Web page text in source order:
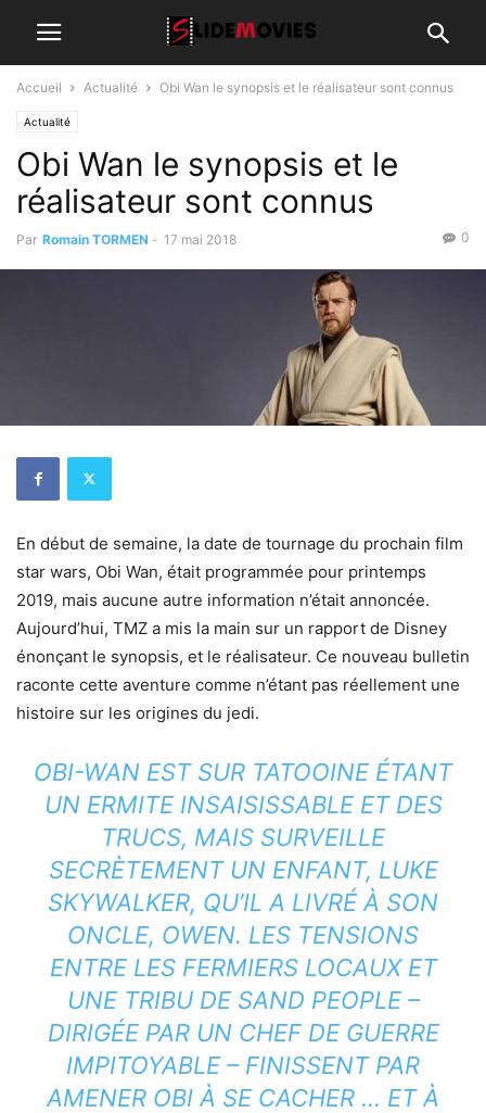
Accueil Actualité Obi Wan le synopsis et le réalisateur sont connus
Actualité
Obi Wan le synopsis et le
réalisateur sont connus
Par Romain TORMEN - 17 mai 2018 0
En début de semaine, la date de tournage du prochain film
star wars, Obi Wan, était programmée pour printemps
2019, mais aucune autre information n’était annoncée.
Aujourd’hui, TMZ a mis la main sur un rapport de Disney
énonçant le synopsis, et le réalisateur. Ce nouveau bulletin
raconte cette aventure comme n’étant pas réellement une
histoire sur les origines du jedi.
OBI-WAN EST SUR TATOOINE ÉTANT
UN ERMITE INSAISISSABLE ET DES
TRUCS, MAIS SURVEILLE
SECRÈTEMENT UN ENFANT, LUKE
SKYWALKER, QU’IL A LIVRÉ À SON
ONCLE, OWEN. LES TENSIONS
ENTRE LES FERMIERS LOCAUX ET
UNE TRIBU DE SAND PEOPLE –
DIRIGÉE PAR UN CHEF DE GUERRE
IMPITOYABLE – FINISSENT PAR
AMENER OBI À SE CACHER … ET À